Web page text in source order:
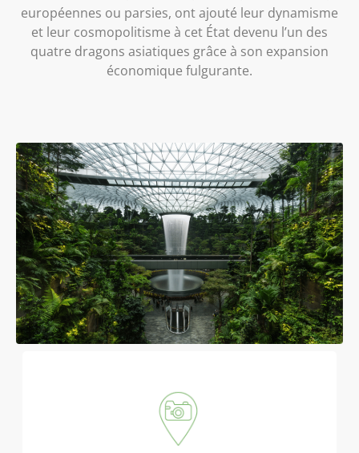
européennes ou parsies, ont ajouté leur dynamisme
et leur cosmopolitisme à cet État devenu l’un des
quatre dragons asiatiques grâce à son expansion
économique fulgurante.